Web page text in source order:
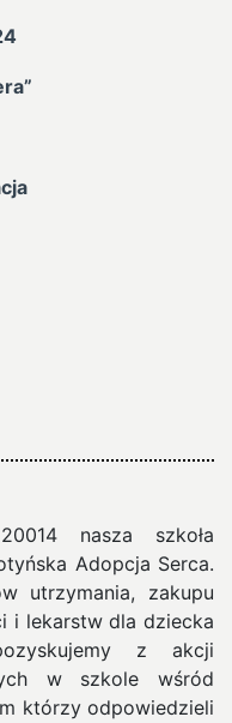
nasza szkoła
Adopcja Serca.
utrzymania, zakupu
i lekarstw dla dziecka
z akcji
w szkole wśród
którzy odpowiedzieli